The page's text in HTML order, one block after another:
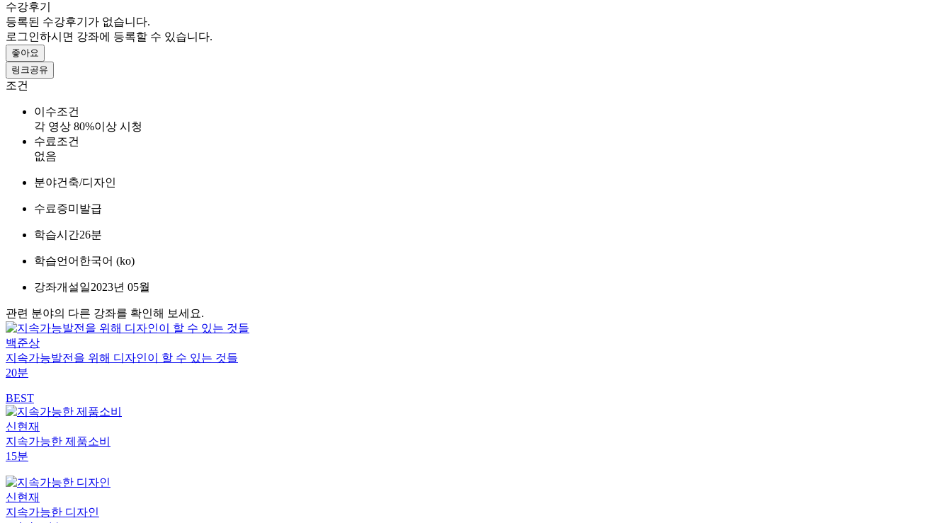
수강후기
등록된 수강후기가 없습니다.
로그인하시면 강좌에 등록할 수 있습니다.
좋아요
링크공유
조건
이수조건
각 영상 80%이상 시청
수료조건
없음
분야건축/디자인
수료증미발급
학습시간26분
학습언어 한국어 ‎(ko)‎
강좌개설일2023년 05월
관련 분야의 다른 강좌를 확인해 보세요.
백준상
지속가능발전을 위해 디자인이 할 수 있는 것들
20분
BEST
신현재
지속가능한 제품소비
15분
신현재
지속가능한 디자인